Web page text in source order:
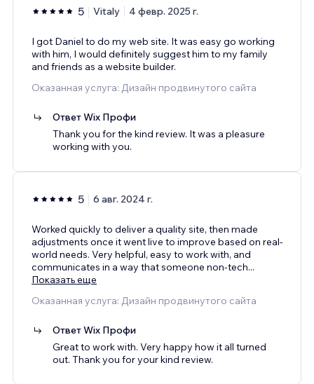
5 Vitaly 4 февр. 2025 г.
I got Daniel to do my web site. It was easy go working
with him, I would definitely suggest him to my family
and friends as a website builder.
Оказанная услуга: Дизайн продвинутого сайта
Ответ Wix Профи
Thank you for the kind review. It was a pleasure
working with you.
5 6 авг. 2024 г.
Worked quickly to deliver a quality site, then made
adjustments once it went live to improve based on real-
world needs. Very helpful, easy to work with, and
communicates in a way that someone non-tech...
Показать еще
Оказанная услуга: Дизайн продвинутого сайта
Ответ Wix Профи
Great to work with. Very happy how it all turned
out. Thank you for your kind review.